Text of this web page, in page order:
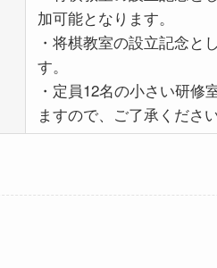
加可能となります。
・将棋教室の設立記念と
す。
・定員12名の小さい研修
ますので、ご了承ください